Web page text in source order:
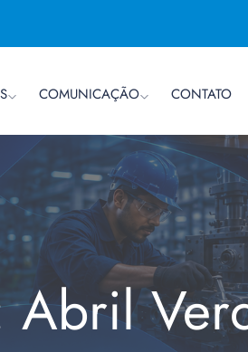
COMUNICAÇÃO CONTATO
Abril